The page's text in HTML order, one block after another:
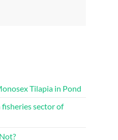
Tilapia in Pond
sector of